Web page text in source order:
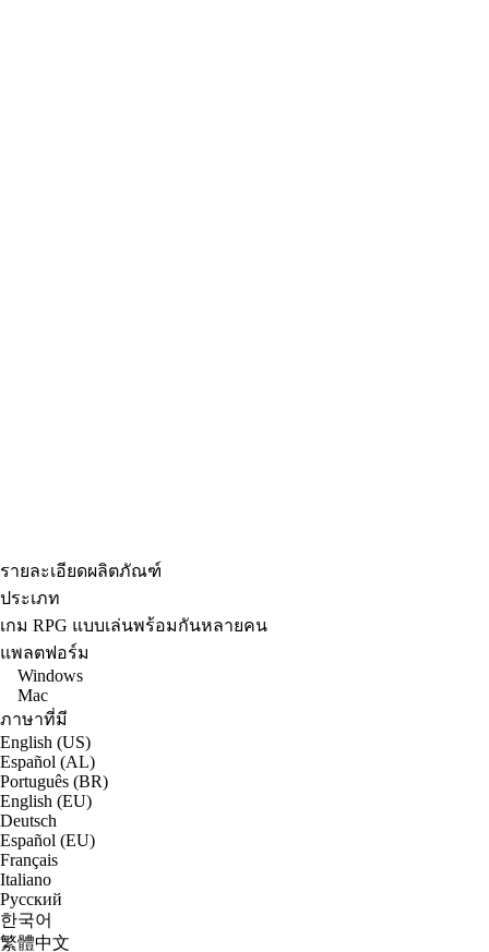
รายละเอียดผลิตภัณฑ์
ประเภท
เกม RPG แบบเล่นพร้อมกันหลายคน
แพลตฟอร์ม
Windows
Mac
ภาษาที่มี
English (US)
Español (AL)
Português (BR)
English (EU)
Deutsch
Español (EU)
Français
Italiano
Русский
한국어
繁體中文